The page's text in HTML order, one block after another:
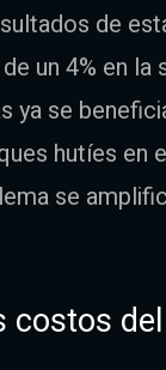
de
un 4% en
ya se
hutíes
se
costos